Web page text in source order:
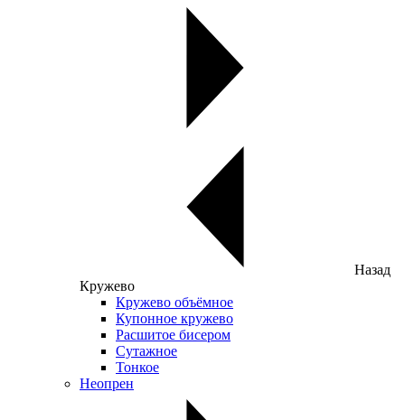
Назад
Кружево
Кружево объёмное
Купонное кружево
Расшитое бисером
Сутажное
Тонкое
Неопрен